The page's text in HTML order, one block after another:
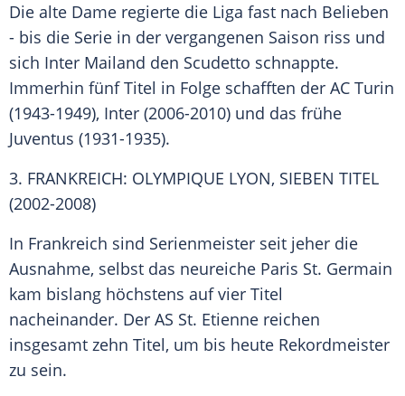
Die alte Dame regierte die Liga fast nach Belieben
- bis die Serie in der vergangenen Saison riss und
sich Inter Mailand den Scudetto schnappte.
Immerhin fünfTitel in Folge schafften der AC Turin
(1943-1949), Inter (2006-2010) und das frühe
Juventus (1931-1935).
3. FRANKREICH: OLYMPIQUE LYON, SIEBEN TITEL
(2002-2008)
In Frankreich sind Serienmeister seit jeher die
Ausnahme, selbst das neureiche Paris St. Germain
kam bislang höchstens auf vier Titel
nacheinander. Der AS St. Etienne reichen
insgesamt zehn Titel, um bis heute Rekordmeister
zu sein.